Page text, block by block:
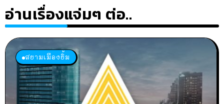
อ่านเรื่องแจ่มๆ ต่อ..
สยามเมืองยิ้ม